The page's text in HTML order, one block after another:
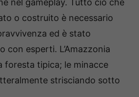
nel gameplay. Tutto ciò che
o costruito è necessario
ed è stato
con esperti. L’Amazzonia
foresta tipica; le minacce
strisciando sotto